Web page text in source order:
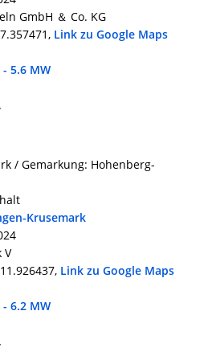
GmbH ＆ Co. KG
Link zu Google Maps
5.6 MW
/ Gemarkung: Hohenberg-
Krusemark
V
Link zu Google Maps
6.2 MW